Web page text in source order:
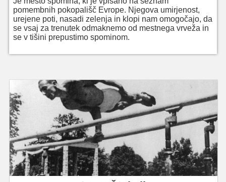
pomembnih pokopališč Evrope. Njegova umirjenost,
urejene poti, nasadi zelenja in klopi nam omogočajo, da
se vsaj za trenutek odmaknemo od mestnega vrveža in
se v tišini prepustimo spominom.